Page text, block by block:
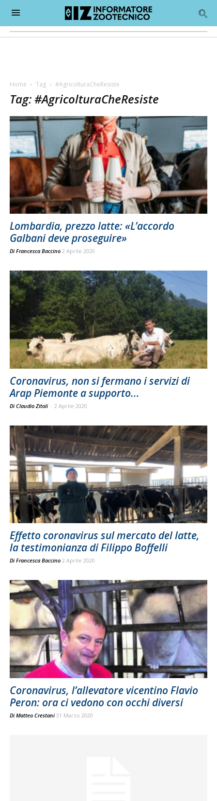
Home Tag #AgricolturaCheResiste
Tag: #AgricolturaCheResiste
Lombardia, prezzo latte: «L’accordo
Galbani deve proseguire»
Di Francesca Baccino 2 Aprile 2020
Coronavirus, non si fermano i servizi di
Arap Piemonte a supporto...
Di Claudio Zitoli - 2 Aprile 2020
Effetto coronavirus sul mercato del latte,
la testimonianza di Filippo Boffelli
Di Francesca Baccino 2 Aprile 2020
Coronavirus, l’allevatore vicentino Flavio
Peron: ora ci vedono con occhi diversi
Di Matteo Crestani 31 Marzo 2020